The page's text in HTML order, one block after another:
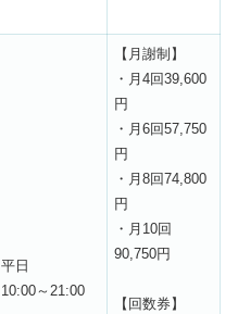
平日
10:00～21:00
【月謝制】
・月4回39,600
円
・月6回57,750
円
・月8回74,800
円
・月10回
90,750円
【回数券】